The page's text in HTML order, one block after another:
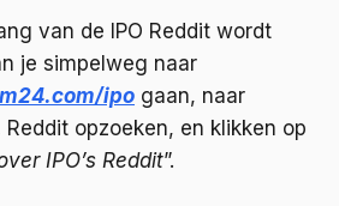
van de IPO Reddit wordt
je simpelweg naar
ipo gaan, naar
opzoeken, en klikken op
IPO’s Reddit”.